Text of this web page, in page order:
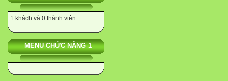
1 khách và 0 thành viên
MENU CHỨC NĂNG 1